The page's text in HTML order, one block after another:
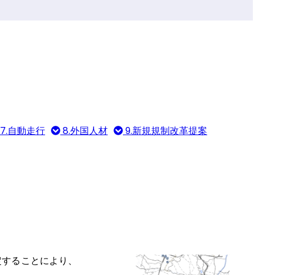
7.自動走行 8.外国人材 9.新規規制改革提案
ることにより、